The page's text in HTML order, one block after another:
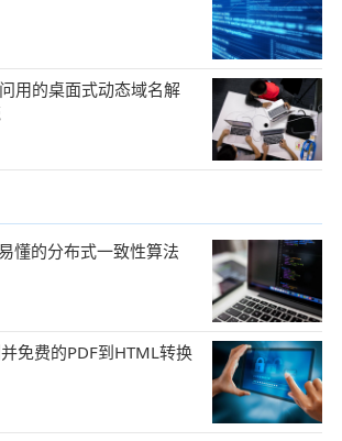
用的桌面式动态域名解
懂的分布式一致性算法
免费的PDF到HTML转换